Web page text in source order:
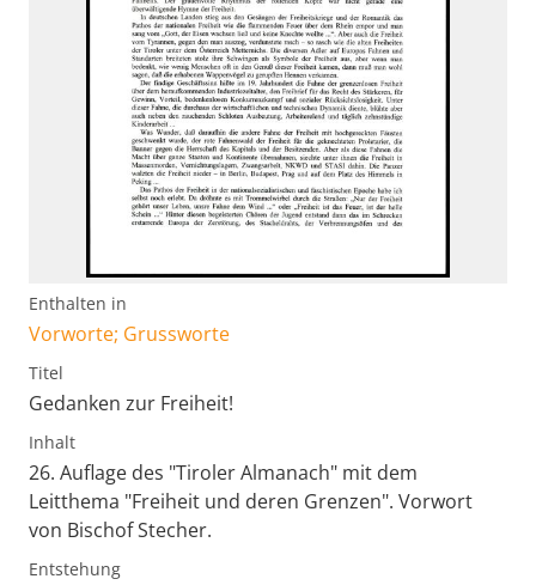
Enthalten in
Vorworte; Grussworte
Titel
Gedanken zur Freiheit!
Inhalt
26. Auflage des "Tiroler Almanach" mit dem
Leitthema "Freiheit und deren Grenzen". Vorwort
von Bischof Stecher.
Entstehung